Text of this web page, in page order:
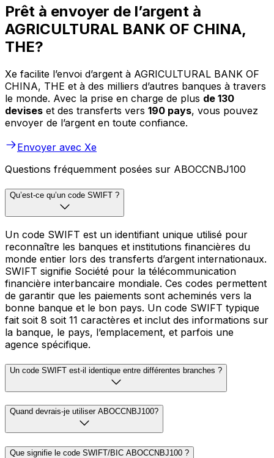
Prêt à envoyer de l’argent à
AGRICULTURAL BANK OF CHINA,
THE?
Xe facilite l’envoi d’argent à AGRICULTURAL BANK OF
CHINA, THE et à des milliers d’autres banques à travers
le monde. Avec la prise en charge de plus de 130
devises et des transferts vers 190 pays, vous pouvez
envoyer de l’argent en toute confiance.
Envoyer avec Xe
Questions fréquemment posées sur ABOCCNBJ100
Qu’est-ce qu’un code SWIFT ?
Un code SWIFT est un identifiant unique utilisé pour
reconnaître les banques et institutions financières du
monde entier lors des transferts d’argent internationaux.
SWIFT signifie Société pour la télécommunication
financière interbancaire mondiale. Ces codes permettent
de garantir que les paiements sont acheminés vers la
bonne banque et le bon pays. Un code SWIFT typique
fait soit 8 soit 11 caractères et inclut des informations sur
la banque, le pays, l’emplacement, et parfois une
agence spécifique.
Un code SWIFT est-il identique entre différentes branches ?
Quand devrais-je utiliser ABOCCNBJ100?
Que signifie le code SWIFT/BIC ABOCCNBJ100 ?